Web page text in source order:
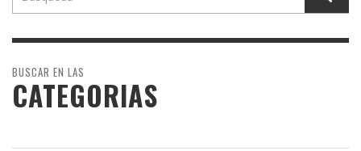
BUSCAR EN LAS
CATEGORIAS